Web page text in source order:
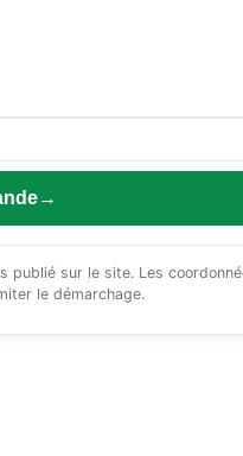
publié sur le site. Les
le démarchage.